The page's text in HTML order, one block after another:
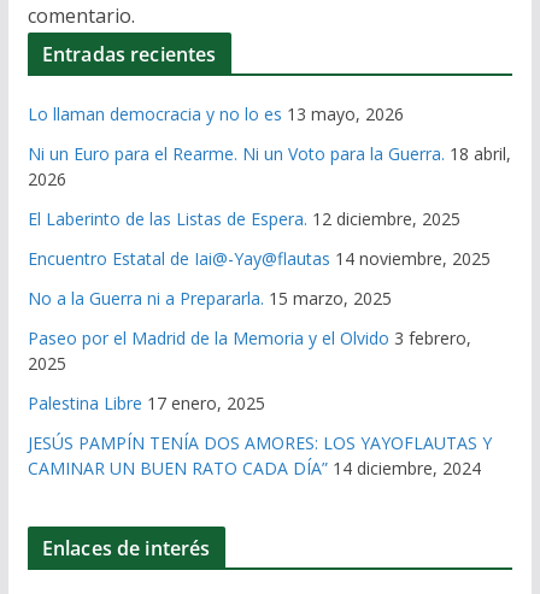
comentario.
Entradas recientes
Lo llaman democracia y no lo es 13 mayo, 2026
Ni un Euro para el Rearme. Ni un Voto para la Guerra. 18 abril,
2026
El Laberinto de las Listas de Espera. 12 diciembre, 2025
Encuentro Estatal de Iai@-Yay@flautas 14 noviembre, 2025
No a la Guerra ni a Prepararla. 15 marzo, 2025
Paseo por el Madrid de la Memoria y el Olvido 3 febrero,
2025
Palestina Libre 17 enero, 2025
JESÚS PAMPÍN TENÍA DOS AMORES: LOS YAYOFLAUTAS Y
CAMINAR UN BUEN RATO CADA DÍA” 14 diciembre, 2024
Enlaces de interés